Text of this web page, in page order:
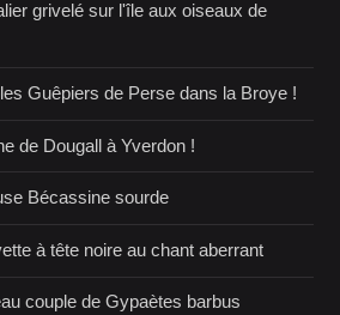
grivelé sur l'île aux oiseaux de
Guêpiers de Perse dans la Broye !
de Dougall à Yverdon !
Bécassine sourde
à tête noire au chant aberrant
couple de Gypaètes barbus